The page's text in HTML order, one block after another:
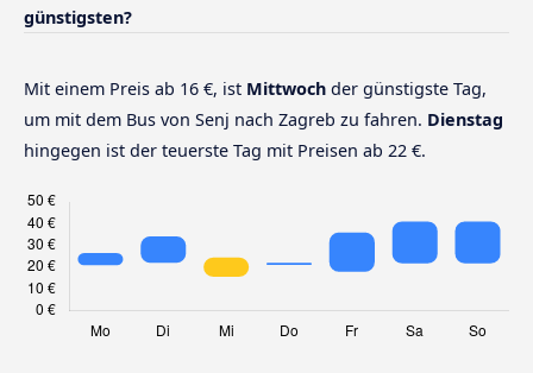
günstigsten?
Mit einem Preis ab 16 €, ist Mittwoch der günstigste Tag,
um mit dem Bus von Senj nach Zagreb zu fahren. Dienstag
hingegen ist der teuerste Tag mit Preisen ab 22 €.